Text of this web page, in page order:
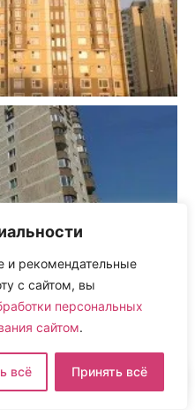
и рекомендательные
с сайтом, вы
персональных
сайтом.
всё Принять всё